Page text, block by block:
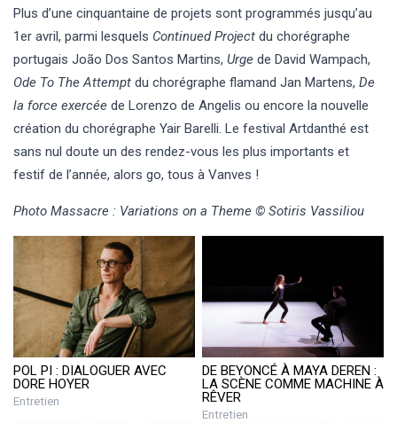
Plus d’une cinquantaine de projets sont programmés jusqu’au
1er avril, parmi lesquels Continued Project du chorégraphe
portugais João Dos Santos Martins, Urge de David Wampach,
Ode To The Attempt du chorégraphe flamand Jan Martens, De
la force exercée de Lorenzo de Angelis ou encore la nouvelle
création du chorégraphe Yair Barelli. Le festival Artdanthé est
sans nul doute un des rendez-vous les plus importants et
festif de l’année, alors go, tous à Vanves !
Photo Massacre : Variations on a Theme © Sotiris Vassiliou
POL PI : DIALOGUER AVEC
DORE HOYER
Entretien
DE BEYONCÉ À MAYA DEREN :
LA SCÈNE COMME MACHINE À
RÊVER
Entretien